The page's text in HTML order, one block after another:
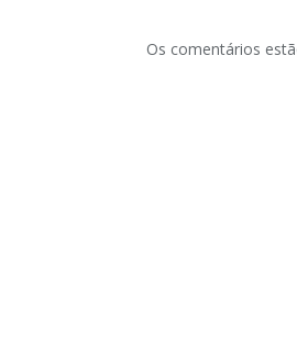
Os comentários